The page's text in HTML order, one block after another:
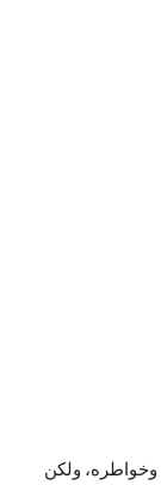
وخواطره، ولكن